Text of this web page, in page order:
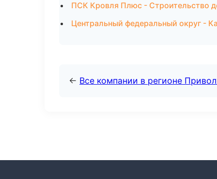
ПСК Кровля Плюс - Строительство
Центральный федеральный округ -
← Все компании в регионе